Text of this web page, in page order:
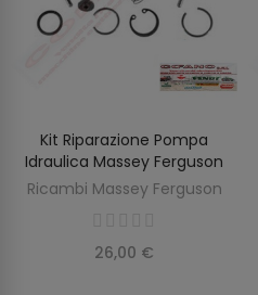
AGGIUNGI AL CARRELLO
Kit Riparazione Pompa
Idraulica Massey Ferguson
Ricambi Massey Ferguson
26,00 €